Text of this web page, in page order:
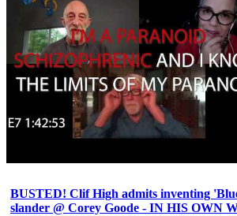
BUSTED! Clif High admits inventing
slander @ Corey Goode - IN HIS OWN